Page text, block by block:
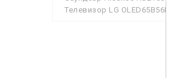
Телевизор LG OLED65B56LA